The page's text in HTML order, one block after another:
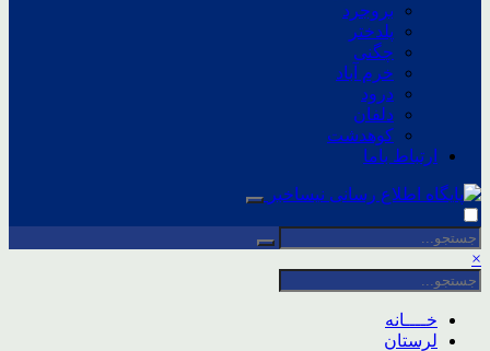
بروجرد
پلدختر
چگنی
خرم آباد
درود
دلفان
کوهدشت
ارتباط باما
×
خــــانه
لرستان